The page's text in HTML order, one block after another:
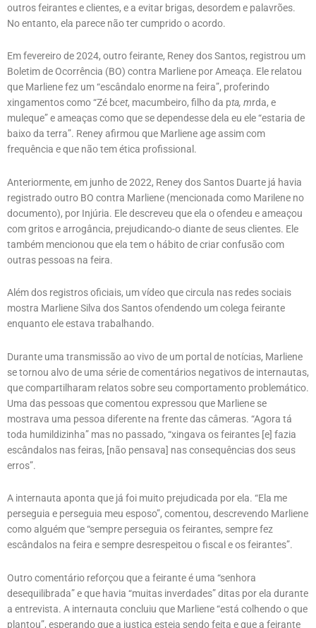
outros feirantes e clientes, e a evitar brigas, desordem e palavrões.
No entanto, ela parece não ter cumprido o acordo.
Em fevereiro de 2024, outro feirante, Reney dos Santos, registrou um
Boletim de Ocorrência (BO) contra Marliene por Ameaça. Ele relatou
que Marliene fez um “escândalo enorme na feira”, proferindo
xingamentos como “Zé bcet, macumbeiro, filho da pta, mrda, e
muleque” e ameaças como que se dependesse dela eu ele “estaria de
baixo da terra”. Reney afirmou que Marliene age assim com
frequência e que não tem ética profissional.
Anteriormente, em junho de 2022, Reney dos Santos Duarte já havia
registrado outro BO contra Marliene (mencionada como Marilene no
documento), por Injúria. Ele descreveu que ela o ofendeu e ameaçou
com gritos e arrogância, prejudicando-o diante de seus clientes. Ele
também mencionou que ela tem o hábito de criar confusão com
outras pessoas na feira.
Além dos registros oficiais, um vídeo que circula nas redes sociais
mostra Marliene Silva dos Santos ofendendo um colega feirante
enquanto ele estava trabalhando.
Durante uma transmissão ao vivo de um portal de notícias, Marliene
se tornou alvo de uma série de comentários negativos de internautas,
que compartilharam relatos sobre seu comportamento problemático.
Uma das pessoas que comentou expressou que Marliene se
mostrava uma pessoa diferente na frente das câmeras. “Agora tá
toda humildizinha” mas no passado, “xingava os feirantes [e] fazia
escândalos nas feiras, [não pensava] nas consequências dos seus
erros”.
A internauta aponta que já foi muito prejudicada por ela. “Ela me
perseguia e perseguia meu esposo”, comentou, descrevendo Marliene
como alguém que “sempre perseguia os feirantes, sempre fez
escândalos na feira e sempre desrespeitou o fiscal e os feirantes”.
Outro comentário reforçou que a feirante é uma “senhora
desequilibrada” e que havia “muitas inverdades” ditas por ela durante
a entrevista. A internauta concluiu que Marliene “está colhendo o que
plantou”, esperando que a justiça esteja sendo feita e que a feirante